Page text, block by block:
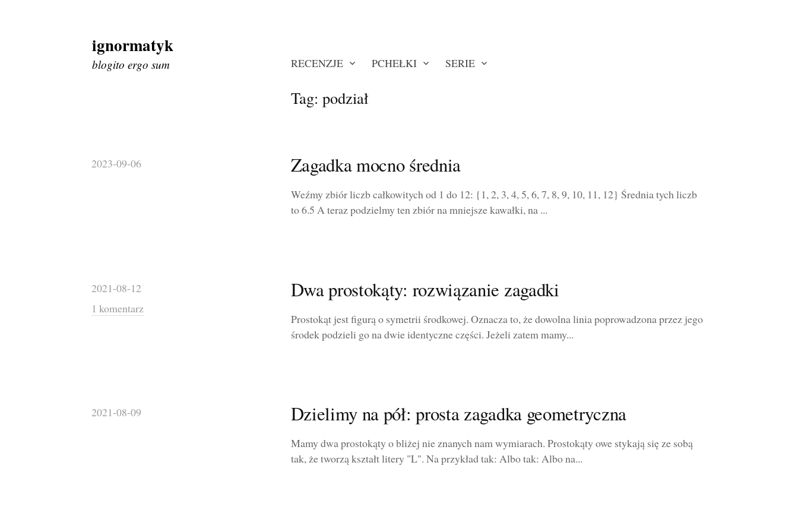
Skip
to
content
ignormatyk
blogito ergo sum RECENZJE PCHEŁKI SERIE
Tag: podział
2023-09-06 Zagadka mocno średnia
Weźmy zbiór liczb całkowitych od 1 do 12: {1, 2, 3, 4, 5, 6, 7, 8, 9, 10, 11, 12} Średnia tych liczb
to 6.5 A teraz podzielmy ten zbiór na mniejsze kawałki, na ...
2021-08-12
1 komentarz
Dwa prostokąty: rozwiązanie zagadki
Prostokąt jest figurą o symetrii środkowej. Oznacza to, że dowolna linia poprowadzona przez jego
środek podzieli go na dwie identyczne części. Jeżeli zatem mamy...
2021-08-09 Dzielimy na pół: prosta zagadka geometryczna
Mamy dwa prostokąty o bliżej nie znanych nam wymiarach. Prostokąty owe stykają się ze sobą
tak, że tworzą kształt litery "L". Na przykład tak: Albo tak: Albo na...